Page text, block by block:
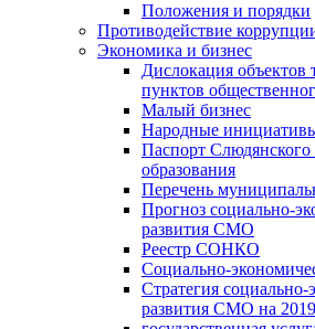
Положения и порядки
Противодействие
Экономика и бизнес
Дислокация объектов
пунктов
Малый бизнес
Народные
Паспорт
образования
Перечень
Прогноз социально-
развития СМО
Реестр СОНКО
Социально-
Стратегия социально-
развития СМО на